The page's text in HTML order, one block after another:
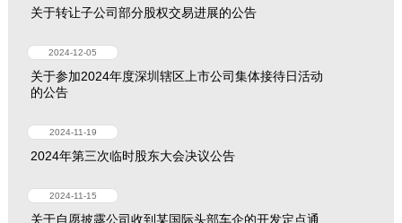
关于转让子公司部分股权交易进展的公告
2024-12-05
关于参加2024年度深圳辖区上市公司集体接待日活动
的公告
2024-11-19
2024年第三次临时股东大会决议公告
2024-11-15
关于自愿披露公司收到某国际头部车企的开发定点通